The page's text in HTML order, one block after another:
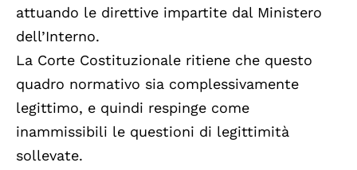
attuando le direttive impartite dal Ministero
dell’Interno.
La Corte Costituzionale ritiene che questo
quadro normativo sia complessivamente
legittimo, e quindi respinge come
inammissibili le questioni di legittimità
sollevate.